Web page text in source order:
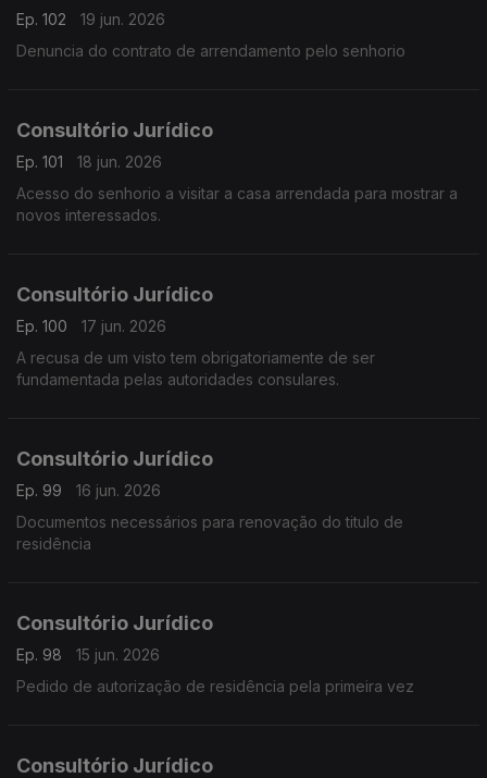
Ep. 102
19 jun. 2026
Denuncia do contrato de arrendamento pelo senhorio
Consultório Jurídico
Ep. 101
18 jun. 2026
Acesso do senhorio a visitar a casa arrendada para mostrar a
novos interessados.
Consultório Jurídico
Ep. 100
17 jun. 2026
A recusa de um visto tem obrigatoriamente de ser
fundamentada pelas autoridades consulares.
Consultório Jurídico
Ep. 99
16 jun. 2026
Documentos necessários para renovação do titulo de
residência
Consultório Jurídico
Ep. 98
15 jun. 2026
Pedido de autorização de residência pela primeira vez
Consultório Jurídico